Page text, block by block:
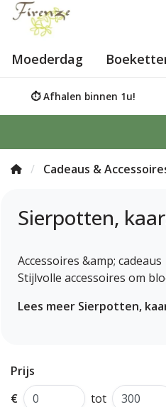
Moederdag
⏱️ Afhalen binnen 1u!
Cadeaus &
Sierpotten,
Accessoires &amp; cadeaus
Stijlvolle accessoires om
Lees meer Sierpotten,
Prijs
€
tot